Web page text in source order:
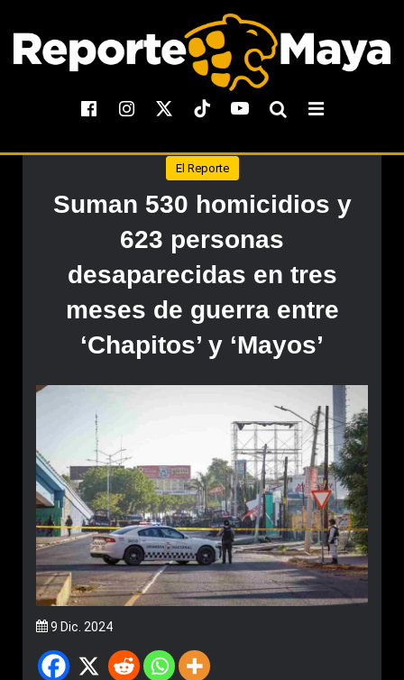
El Reporte
Suman 530 homicidios y
623 personas
desaparecidas en tres
meses de guerra entre
‘Chapitos’ y ‘Mayos’
9 Dic. 2024